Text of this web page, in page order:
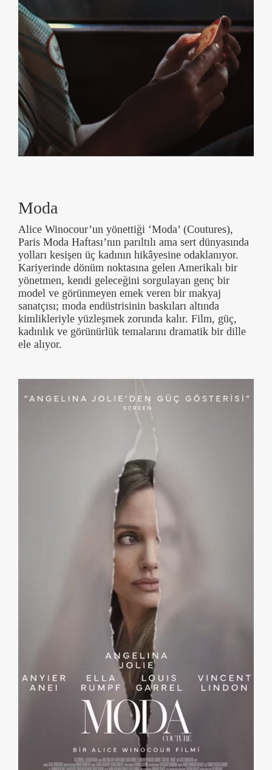
Moda
Alice Winocour’un yönettiği ‘Moda’ (Coutures),
Paris Moda Haftası’nın parıltılı ama sert dünyasında
yolları kesişen üç kadının hikâyesine odaklanıyor.
Kariyerinde dönüm noktasına gelen Amerikalı bir
yönetmen, kendi geleceğini sorgulayan genç bir
model ve görünmeyen emek veren bir makyaj
sanatçısı; moda endüstrisinin baskıları altında
kimlikleriyle yüzleşmek zorunda kalır. Film, güç,
kadınlık ve görünürlük temalarını dramatik bir dille
ele alıyor.